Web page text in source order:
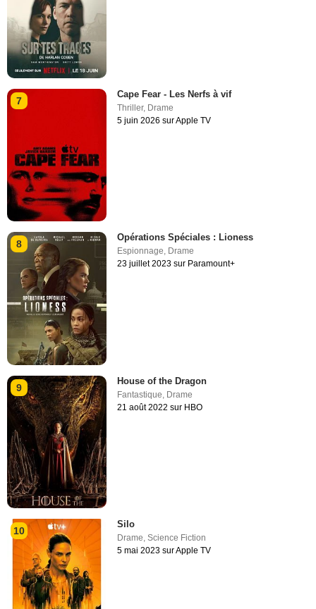
7
Cape Fear - Les Nerfs à vif
Thriller, Drame
5 juin 2026 sur Apple TV
8
Opérations Spéciales : Lioness
Espionnage, Drame
23 juillet 2023 sur Paramount+
9
House of the Dragon
Fantastique Drame
21 août 2022 sur HBO
10
Silo
Drame,Science Fiction
5 mai 2023 sur Apple TV